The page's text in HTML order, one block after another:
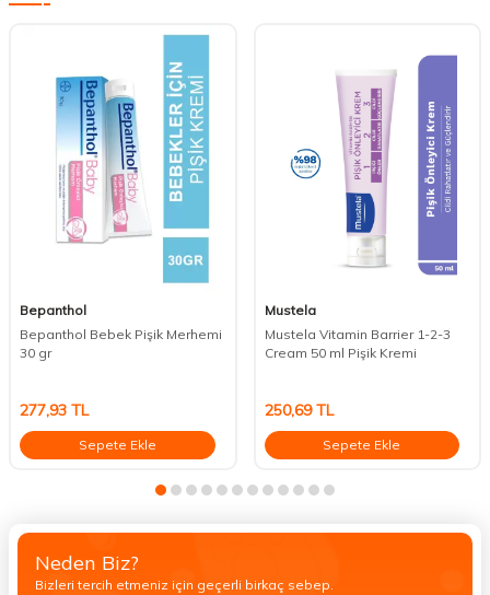
Bepanthol
Bepanthol Bebek Pişik Merhemi
30 gr
277,93 TL
Sepete Ekle
Mustela
Mustela Vitamin Barrier 1-2-3
Cream 50 ml Pişik Kremi
250,69TL
Sepete Ekle
Neden Biz?
Bizleri tercih etmeniz için geçerli birkaç sebep.